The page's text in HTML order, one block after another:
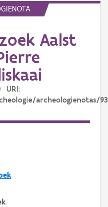
Aalst
URI:
archeologienotas/